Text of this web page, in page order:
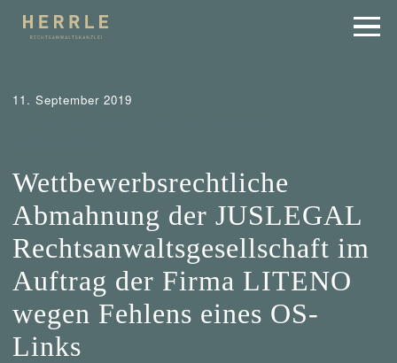
11. September 2019
Wettbewerbsrechtliche
Abmahnung der JUSLEGAL
Rechtsanwaltsgesellschaft im
Auftrag der Firma LITENO
wegen Fehlens eines OS-
Links